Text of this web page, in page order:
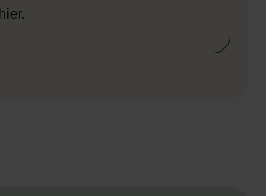
hier.